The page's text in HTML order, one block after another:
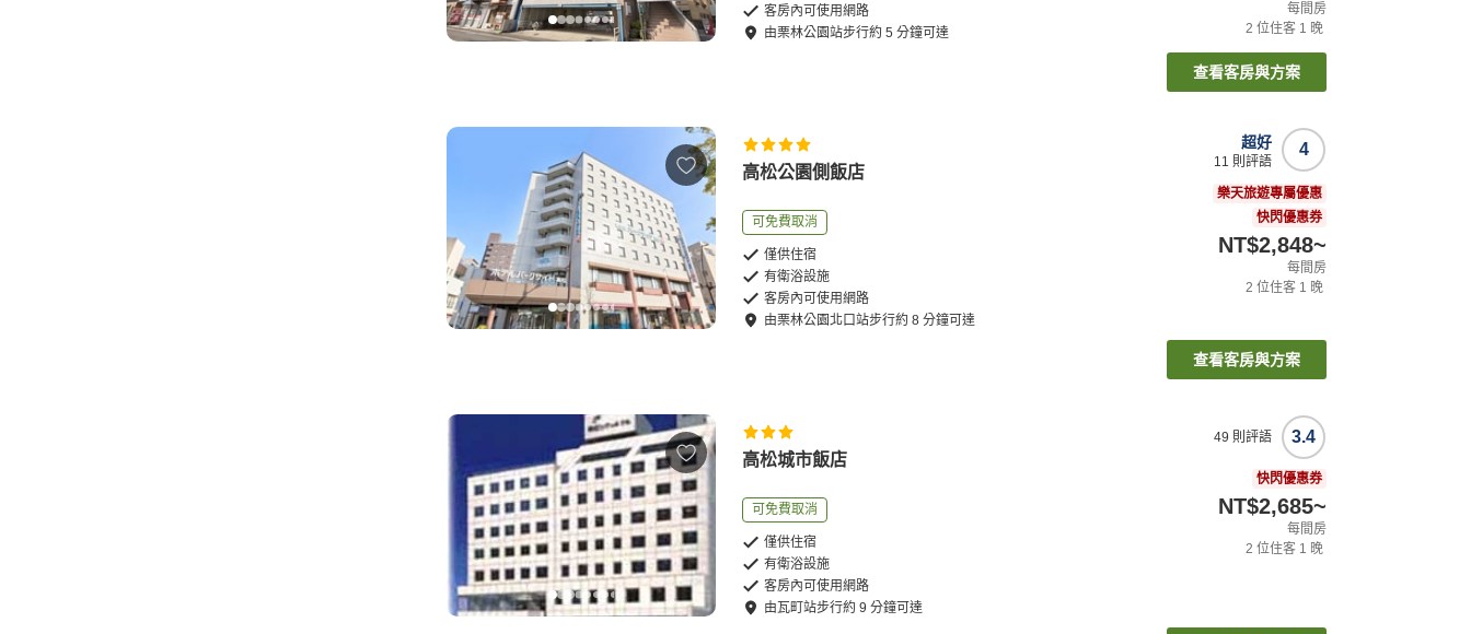
客房內可使用網路
由栗林公園站步行約5 分鐘可達
每間房
2 位住客 1 晚
查看客房與方案
高松公園側飯店
可免費取消
僅供住宿
有衛浴設施
客房內可使用網路
由栗林公園北口站步行約8 分鐘可達
4
超好
11 則評語
樂天旅遊專屬優惠
快閃優惠券
NT$2,848~
每間房
2 位住客 1 晚
查看客房與方案
高松城市飯店
可免費取消
僅供住宿
有衛浴設施
客房內可使用網路
由瓦町站步行約9 分鐘可達
3.4
49 則評語
快閃優惠券
NT$2,685~
每間房
2 位住客 1 晚